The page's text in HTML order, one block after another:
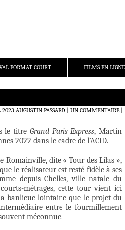
FORMAT COURT FILMS EN LIGNE
2023 AUGUSTIN PASSARD UN COMMENTAIRE|
le titre Grand Paris Express, Martin
2022 dans le cadre de l’ACID.
Romainville, dite « Tour des Lilas »,
le réalisateur est resté fidèle à ses
depuis Chelles, ville natale du
métrages, cette tour vient ici
banlieue lointaine que le projet du
entre le fourmillement
méconnue.